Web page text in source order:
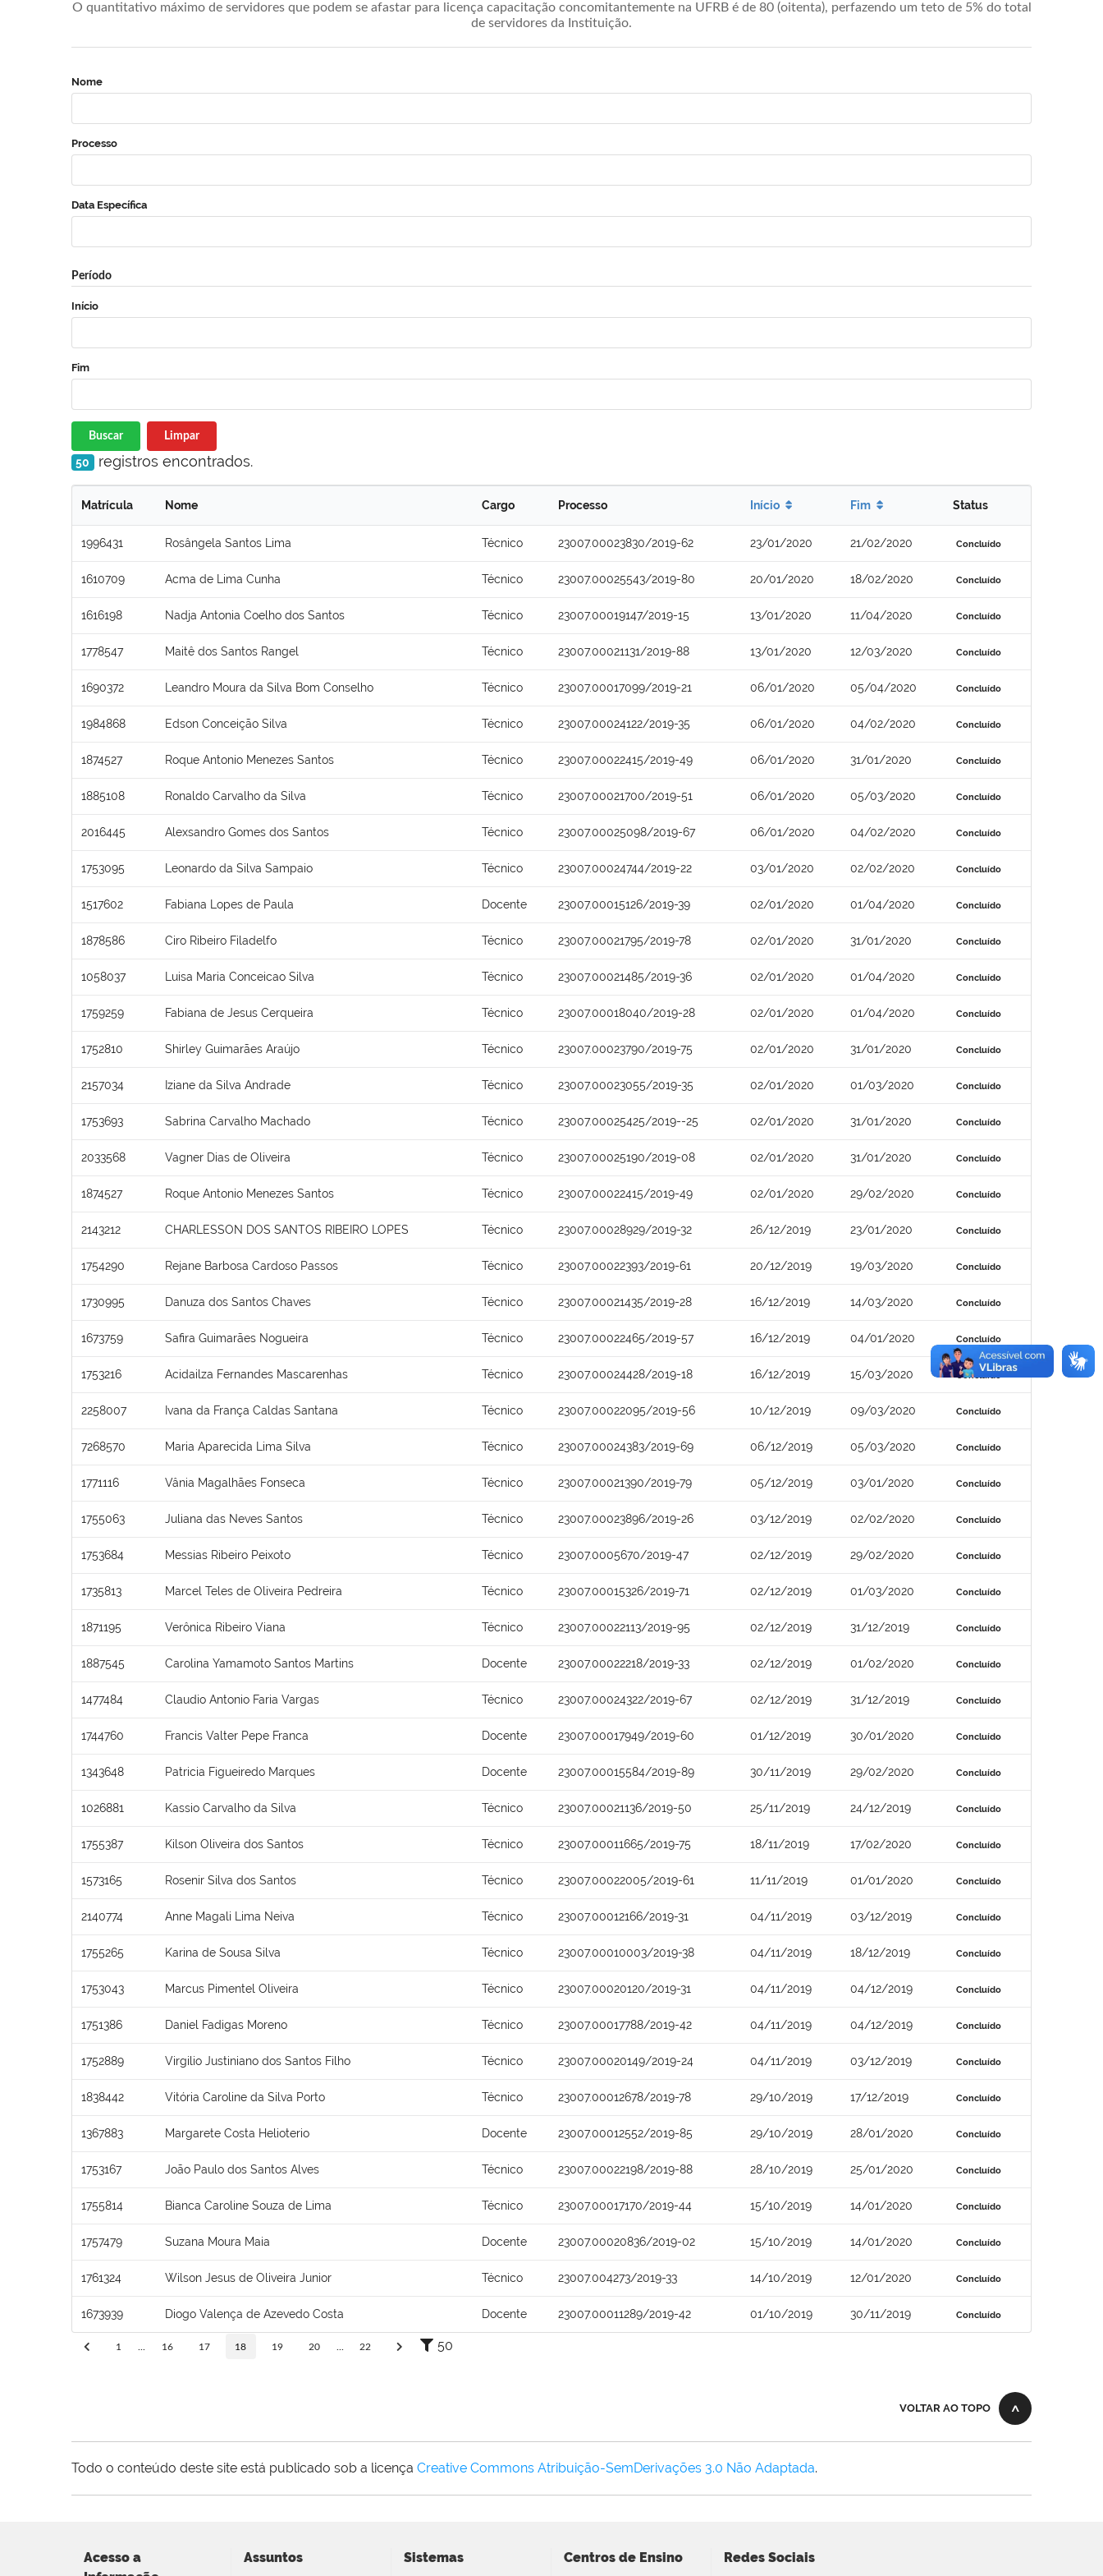
O quantitativo máximo de servidores que podem se afastar para licença capacitação concomitantemente na UFRB é de 80 (oitenta), perfazendo um teto de 5% do total
de servidores da Instituição.
Nome
Processo
Data Específica
Período
Início
Fim
Buscar Limpar
50 registros encontrados.
Matrícula Nome Cargo Processo Início Fim Status
1996431 Rosângela Santos Lima Técnico 23007.00023830/2019-62 23/01/2020 21/02/2020 Concluído
1610709 Acma de Lima Cunha Técnico 23007.00025543/2019-80 20/01/2020 18/02/2020 Concluído
1616198 Nadja Antonia Coelho dos Santos Técnico 23007.00019147/2019-15 13/01/2020 11/04/2020 Concluído
1778547 Maitê dos Santos Rangel Técnico 23007.00021131/2019-88 13/01/2020 12/03/2020 Concluído
1690372 Leandro Moura da Silva Bom Conselho Técnico 23007.00017099/2019-21 06/01/2020 05/04/2020 Concluído
1984868 Edson Conceição Silva Técnico 23007.00024122/2019-35 06/01/2020 04/02/2020 Concluído
1874527 Roque Antonio Menezes Santos Técnico 23007.00022415/2019-49 06/01/2020 31/01/2020 Concluído
1885108 Ronaldo Carvalho da Silva Técnico 23007.00021700/2019-51 06/01/2020 05/03/2020 Concluído
2016445 Alexsandro Gomes dos Santos Técnico 23007.00025098/2019-67 06/01/2020 04/02/2020 Concluído
1753095 Leonardo da Silva Sampaio Técnico 23007.00024744/2019-22 03/01/2020 02/02/2020 Concluído
1517602 Fabiana Lopes de Paula Docente 23007.00015126/2019-39 02/01/2020 01/04/2020 Concluído
1878586 Ciro Ribeiro Filadelfo Técnico 23007.00021795/2019-78 02/01/2020 31/01/2020 Concluído
1058037 Luisa Maria Conceicao Silva Técnico 23007.00021485/2019-36 02/01/2020 01/04/2020 Concluído
1759259 Fabiana de Jesus Cerqueira Técnico 23007.00018040/2019-28 02/01/2020 01/04/2020 Concluído
1752810 Shirley Guimarães Araújo Técnico 23007.00023790/2019-75 02/01/2020 31/01/2020 Concluído
2157034 Iziane da Silva Andrade Técnico 23007.00023055/2019-35 02/01/2020 01/03/2020 Concluído
1753693 Sabrina Carvalho Machado Técnico 23007.00025425/2019--25 02/01/2020 31/01/2020 Concluído
2033568 Vagner Dias de Oliveira Técnico 23007.00025190/2019-08 02/01/2020 31/01/2020 Concluído
1874527 Roque Antonio Menezes Santos Técnico 23007.00022415/2019-49 02/01/2020 29/02/2020 Concluído
2143212 CHARLESSON DOS SANTOS RIBEIRO LOPES Técnico 23007.00028929/2019-32 26/12/2019 23/01/2020 Concluído
1754290 Rejane Barbosa Cardoso Passos Técnico 23007.00022393/2019-61 20/12/2019 19/03/2020 Concluído
1730995 Danuza dos Santos Chaves Técnico 23007.00021435/2019-28 16/12/2019 14/03/2020 Concluído
1673759 Safira Guimarães Nogueira Técnico 23007.00022465/2019-57 16/12/2019 04/01/2020 Concluído
1753216 Acidailza Fernandes Mascarenhas Técnico 23007.00024428/2019-18 16/12/2019 15/03/2020 Concluído
2258007 Ivana da França Caldas Santana Técnico 23007.00022095/2019-56 10/12/2019 09/03/2020 Concluído
7268570 Maria Aparecida Lima Silva Técnico 23007.00024383/2019-69 06/12/2019 05/03/2020 Concluído
1771116 Vânia Magalhães Fonseca Técnico 23007.00021390/2019-79 05/12/2019 03/01/2020 Concluído
1755063 Juliana das Neves Santos Técnico 23007.00023896/2019-26 03/12/2019 02/02/2020 Concluído
1753684 Messias Ribeiro Peixoto Técnico 23007.0005670/2019-47 02/12/2019 29/02/2020 Concluído
1735813 Marcel Teles de Oliveira Pedreira Técnico 23007.00015326/2019-71 02/12/2019 01/03/2020 Concluído
1871195 Verônica Ribeiro Viana Técnico 23007.00022113/2019-95 02/12/2019 31/12/2019 Concluído
1887545 Carolina Yamamoto Santos Martins Docente 23007.00022218/2019-33 02/12/2019 01/02/2020 Concluído
1477484 Claudio Antonio Faria Vargas Técnico 23007.00024322/2019-67 02/12/2019 31/12/2019 Concluído
1744760 Francis Valter Pepe Franca Docente 23007.00017949/2019-60 01/12/2019 30/01/2020 Concluído
1343648 Patricia Figueiredo Marques Docente 23007.00015584/2019-89 30/11/2019 29/02/2020 Concluído
1026881 Kassio Carvalho da Silva Técnico 23007.00021136/2019-50 25/11/2019 24/12/2019 Concluído
1755387 Kilson Oliveira dos Santos Técnico 23007.00011665/2019-75 18/11/2019 17/02/2020 Concluído
1573165 Rosenir Silva dos Santos Técnico 23007.00022005/2019-61 11/11/2019 01/01/2020 Concluído
2140774 Anne Magali Lima Neiva Técnico 23007.00012166/2019-31 04/11/2019 03/12/2019 Concluído
1755265 Karina de Sousa Silva Técnico 23007.00010003/2019-38 04/11/2019 18/12/2019 Concluído
1753043 Marcus Pimentel Oliveira Técnico 23007.00020120/2019-31 04/11/2019 04/12/2019 Concluído
1751386 Daniel Fadigas Moreno Técnico 23007.00017788/2019-42 04/11/2019 04/12/2019 Concluído
1752889 Virgilio Justiniano dos Santos Filho Técnico 23007.00020149/2019-24 04/11/2019 03/12/2019 Concluído
1838442 Vitória Caroline da Silva Porto Técnico 23007.00012678/2019-78 29/10/2019 17/12/2019 Concluído
1367883 Margarete Costa Helioterio Docente 23007.00012552/2019-85 29/10/2019 28/01/2020 Concluído
1753167 João Paulo dos Santos Alves Técnico 23007.00022198/2019-88 28/10/2019 25/01/2020 Concluído
1755814 Bianca Caroline Souza de Lima Técnico 23007.00017170/2019-44 15/10/2019 14/01/2020 Concluído
1757479 Suzana Moura Maia Docente 23007.00020836/2019-02 15/10/2019 14/01/2020 Concluído
1761324 Wilson Jesus de Oliveira Junior Técnico 23007.004273/2019-33 14/10/2019 12/01/2020 Concluído
1673939 Diogo Valença de Azevedo Costa Docente 23007.00011289/2019-42 01/10/2019 30/11/2019 Concluído
1 16 17 18 19 20 22 50
VOLTAR AO TOPO
Todo o conteúdo deste site está publicado sob a licença Creative Commons Atribuição-SemDerivações 3.0 Não Adaptada.
Acesso a
Assuntos Sistemas Centros de Ensino Redes Sociais